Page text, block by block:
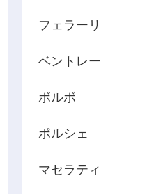
フェラーリ
ベントレー
ボルボ
ポルシェ
マセラティ